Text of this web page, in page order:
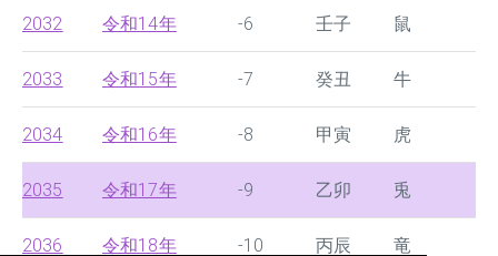
2032 令和14年 -6 壬子 鼠
2033 令和15年 -7 癸丑 牛
2034 令和16年 -8 甲寅 虎
2035 令和17年 -9 乙卯 兎
2036 令和18年 -10 丙辰 竜